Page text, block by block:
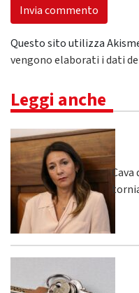
Questo sito utilizza
vengono elaborati i dati
Leggi anche
Cava